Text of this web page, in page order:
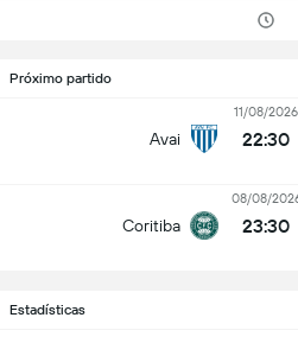
Próximo partido
Avai
11/08/2026
22:30
Coritiba
08/08/
23:30
Estadísticas